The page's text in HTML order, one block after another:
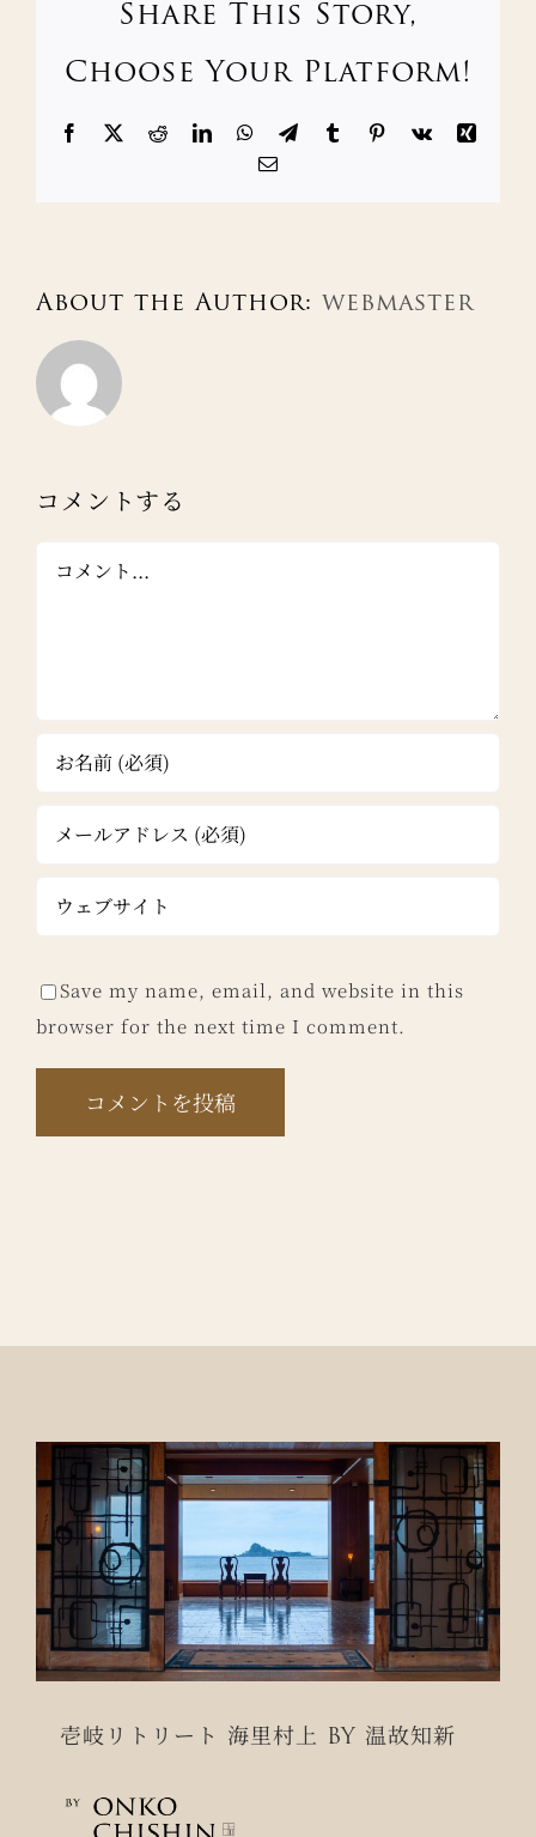
Share This Story,
Choose Your Platform!
Facebook RedditLinkedInWhatsAppTelegram
TumblrPinterest
Vk
Xing
電
About the Author: webmaster
コメントする
Save my name, email, and website in this
browser for the next time I comment.
壱岐リトリート 海里村上 BY 温故知新